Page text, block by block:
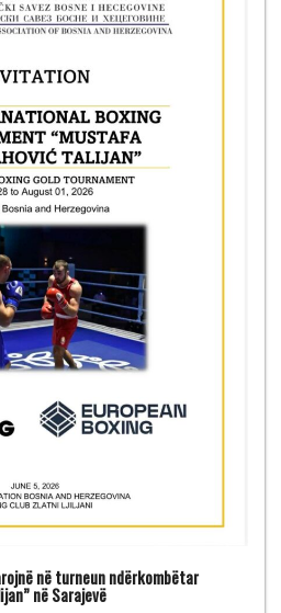
në turneun ndërkombëtar
në Sarajevë